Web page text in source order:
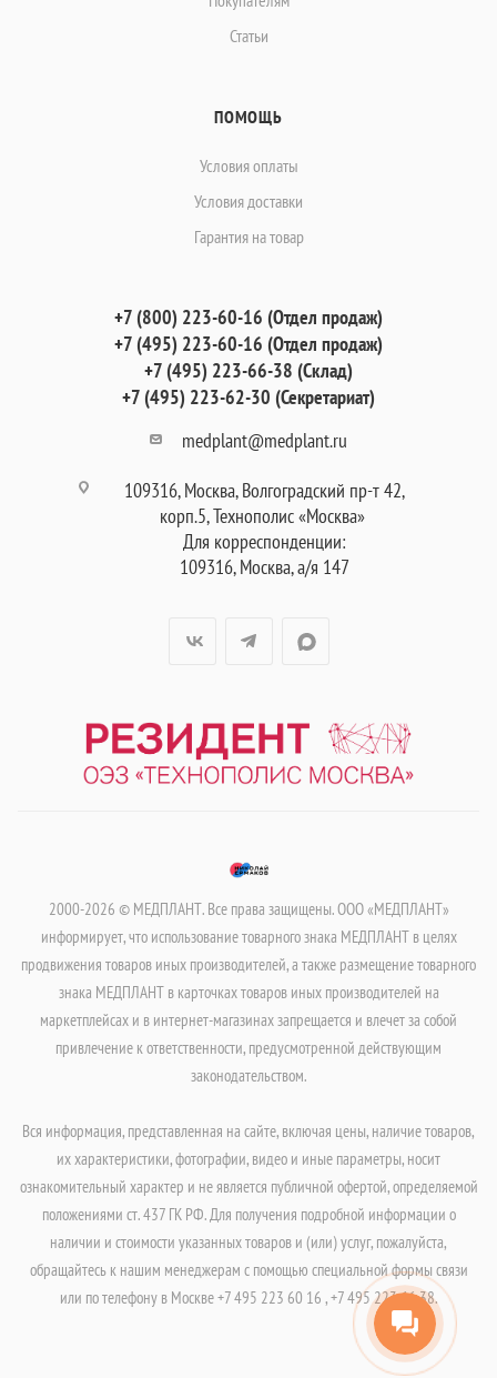
Статьи
ПОМОЩЬ
Условия оплаты
Условия доставки
Гарантия на товар
+7 (800) 223-60-16 (Отдел продаж)
+7 (495) 223-60-16 (Отдел продаж)
+7 (495) 223-66-38 (Склад)
+7 (495) 223-62-30 (Секретариат)
medplant@medplant.ru
109316, Москва, Волгоградский пр-т 42,
корп.5, Технополис «Москва»
Для корреспонденции:
109316, Москва, а/я 147
2000-2026 © МЕДПЛАНТ. Все права защищены. ООО «МЕДПЛАНТ»
информирует, что использование товарного знака МЕДПЛАНТ в целях
продвижения товаров иных производителей, а также размещение товарного
знака МЕДПЛАНТ в карточках товаров иных производителей на
маркетплейсах и в интернет-магазинах запрещается и влечет за собой
привлечение к ответственности, предусмотренной действующим
законодательством.
Вся информация, представленная на сайте, включая цены, наличие товаров,
их характеристики, фотографии, видео и иные параметры, носит
ознакомительный характер и не является публичной офертой, определяемой
положениями ст. 437 ГК РФ. Для получения подробной информации о
наличии и стоимости указанных товаров и (или) услуг, пожалуйста,
обращайтесь к нашим менеджерам с помощью специальной формы связи
или по телефону в Москве +7 495 223 60 16 , +7 495 223 66 38.